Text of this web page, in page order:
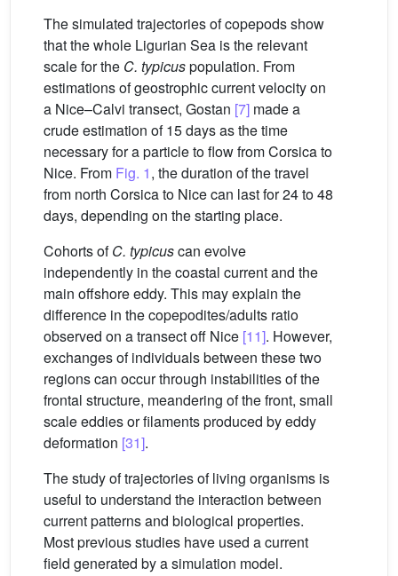
The simulated trajectories of copepods show
that the whole Ligurian Sea is the relevant
scale for the C. typicuspopulation. From
estimations of geostrophic current velocity on
a Nice–Calvi transect, Gostan [7] made a
crude estimation of 15 days as the time
necessary for a particle to flow from Corsica to
Nice. From Fig. 1, the duration of the travel
from north Corsica to Nice can last for 24 to 48
days, depending on the starting place.
Cohorts ofC. typicuscan evolve
independently in the coastal current and the
main offshore eddy. This may explain the
difference in the copepodites/adults ratio
observed on a transect off Nice [11]. However,
exchanges of individuals between these two
regions can occur through instabilities of the
frontal structure, meandering of the front, small
scale eddies or filaments produced by eddy
deformation [31].
The study of trajectories of living organisms is
useful to understand the interaction between
current patterns and biological properties.
Most previous studies have used a current
field generated by a simulation model.